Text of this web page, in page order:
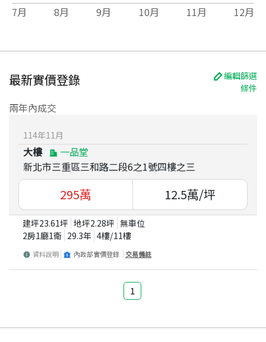
7月 8月 9月 10月 11月 12月
最新實價登錄
編輯篩選
條件
兩年內成交
114年11 月
大樓
一品堂
新北市三重區三和路二段6之1號四樓之三
295萬 12.5萬/坪
建坪23.61坪 地坪2.28坪 無車位
2房1廳1衛 29.3年 4樓/11樓
資料說明 內政部實價登錄 交易備註
1